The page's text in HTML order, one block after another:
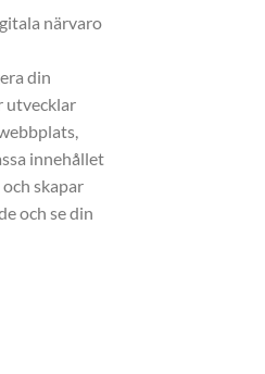
närvaro
din
utvecklar
innehållet
skapar
och se din